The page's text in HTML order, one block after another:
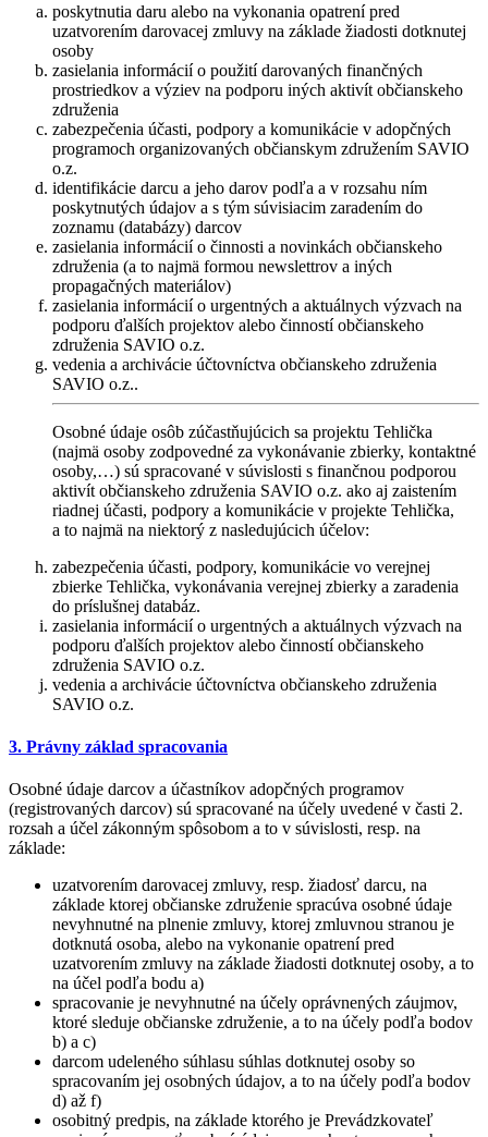
poskytnutia daru alebo na vykonania opatrení pred
uzatvorením darovacej zmluvy na základe žiadosti dotknutej
osoby
zasielania informácií o použití darovaných finančných
prostriedkov a výziev na podporu iných aktivít občianskeho
združenia
zabezpečenia účasti, podpory a komunikácie v adopčných
programoch organizovaných občianskym združením SAVIO
o.z.
identifikácie darcu a jeho darov podľa a v rozsahu ním
poskytnutých údajov a s tým súvisiacim zaradením do
zoznamu (databázy) darcov
zasielania informácií o činnosti a novinkách občianskeho
združenia (a to najmä formou newslettrov a iných
propagačných materiálov)
zasielania informácií o urgentných a aktuálnych výzvach na
podporu ďalších projektov alebo činností občianskeho
združenia SAVIO o.z.
vedenia a archivácie účtovníctva občianskeho združenia
SAVIO o.z..
Osobné údaje osôb zúčastňujúcich sa projektu Tehlička
(najmä osoby zodpovedné za vykonávanie zbierky, kontaktné
osoby,…) sú spracované v súvislosti s finančnou podporou
aktivít občianskeho združenia SAVIO o.z. ako aj zaistením
riadnej účasti, podpory a komunikácie v projekte Tehlička,
a to najmä na niektorý z nasledujúcich účelov:
zabezpečenia účasti, podpory, komunikácie vo verejnej
zbierke Tehlička, vykonávania verejnej zbierky a zaradenia
do príslušnej databáz.
zasielania informácií o urgentných a aktuálnych výzvach na
podporu ďalších projektov alebo činností občianskeho
združenia SAVIO o.z.
vedenia a archivácie účtovníctva občianskeho združenia
SAVIO o.z.
3. Právny základ spracovania
Osobné údaje darcov a účastníkov adopčných programov
(registrovaných darcov) sú spracované na účely uvedené v časti 2.
rozsah a účel zákonným spôsobom a to v súvislosti, resp. na
základe:
uzatvorením darovacej zmluvy, resp. žiadosť darcu, na
základe ktorej občianske združenie spracúva osobné údaje
nevyhnutné na plnenie zmluvy, ktorej zmluvnou stranou je
dotknutá osoba, alebo na vykonanie opatrení pred
uzatvorením zmluvy na základe žiadosti dotknutej osoby, a to
na účel podľa bodu a)
spracovanie je nevyhnutné na účely oprávnených záujmov,
ktoré sleduje občianske združenie, a to na účely podľa bodov
b) a c)
darcom udeleného súhlasu súhlas dotknutej osoby so
spracovaním jej osobných údajov, a to na účely podľa bodov
d) až f)
osobitný predpis, na základe ktorého je Prevádzkovateľ